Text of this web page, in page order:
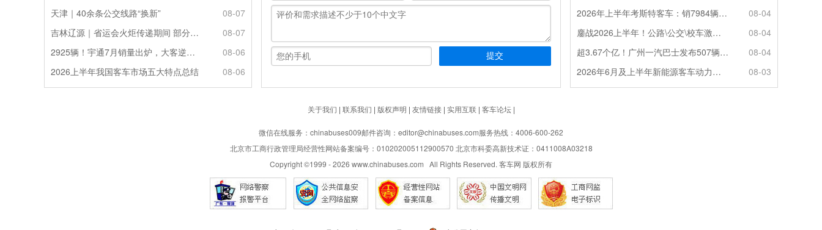
天津｜40余条公交线路“换新”
08-07
吉林辽源｜省运会火炬传递期间 部分公交线路临时调整
08-07
2925辆！宇通7月销量出炉，大客逆势走强筑牢基本盘
08-06
2026上半年我国客车市场五大特点总结
08-06
2026年上半年考斯特客车：销7984辆 6米领涨领跑 电动化提速
08-04
鏖战2026上半年！公路\公交\校车激烈角逐，谁问鼎赛道赢家?
08-04
超3.67个亿！广州一汽巴士发布507辆纯电动城市客车采购中标公告
08-04
2026年6月及上半年新能源客车动力电池装机量特点分析
08-03
关于我们 | 联系我们 | 版权声明 | 友情链接| 实用互联| 客车论坛|
微信在线服务：chinabuses009邮件咨询：editor@chinabuses.com服务热线：4006-600-262
北京市工商行政管理局经营性网站备案编号：010202005112900570 北京市科委高新技术证：0411008A03218
Copyright ©1999 -2026 www.chinabuses.com All Rights Reserved. 客车网 版权所有